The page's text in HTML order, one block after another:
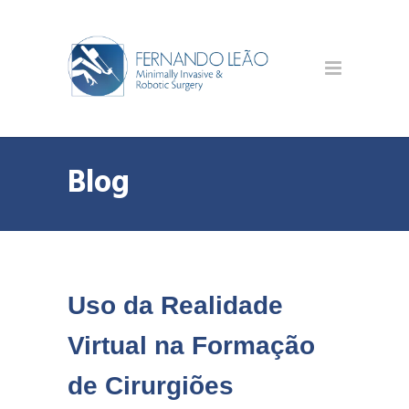
Blog
Uso da Realidade
Virtual na Formação
de Cirurgiões